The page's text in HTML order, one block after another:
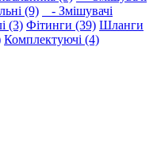
(9)
- Змішувачі
(3) Фітинги (39) Шланги
Комплектуючі (4)